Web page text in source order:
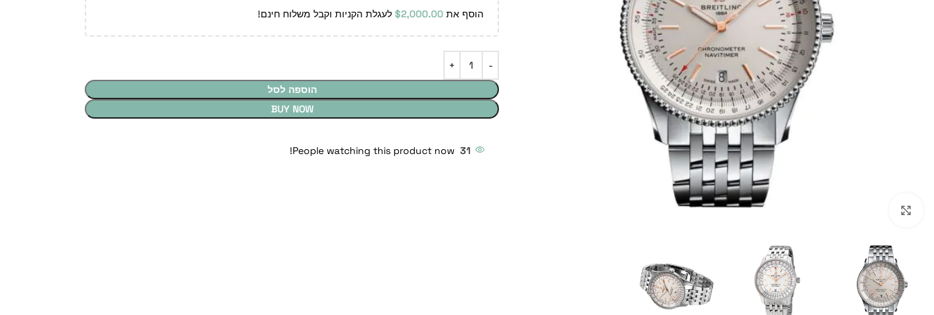
הוסף את $2,000.00 לעגלת הקניות וקבל משלוח חינם!
הוספה לסל
BUY NOW
31
People watching this product now!